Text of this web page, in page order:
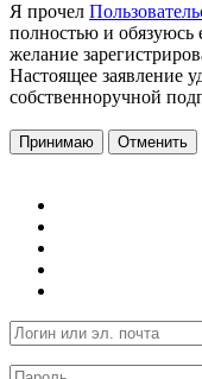
Я прочел
полностью и обязуюсь
желание
Настоящее заявление
собственноручной
Принимаю Отменить